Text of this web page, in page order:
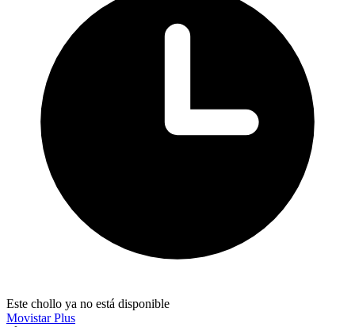
Este chollo ya no está disponible
Movistar Plus